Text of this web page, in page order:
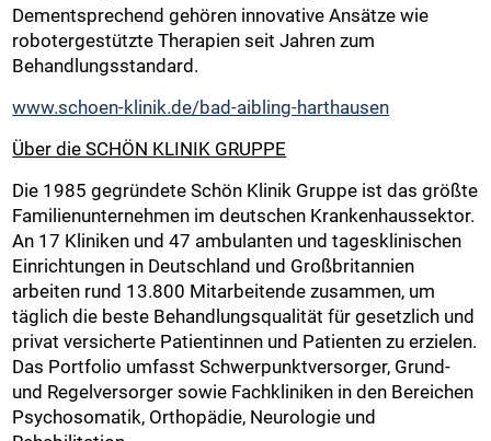
Dementsprechend gehören innovative Ansätze wie
robotergestützte Therapien seit Jahren zum
Behandlungsstandard.
www.schoen-klinik.de/bad-aibling-harthausen
Über die SCHÖN KLINIK GRUPPE
Die 1985 gegründete Schön Klinik Gruppe ist das größte
Familienunternehmen im deutschen Krankenhaussektor.
An 17 Kliniken und 47 ambulanten und tagesklinischen
Einrichtungen in Deutschland und Großbritannien
arbeiten rund 13.800 Mitarbeitende zusammen, um
täglich die beste Behandlungsqualität für gesetzlich und
privat versicherte Patientinnen und Patienten zu erzielen.
Das Portfolio umfasst Schwerpunktversorger, Grund-
und Regelversorger sowie Fachkliniken in den Bereichen
Psychosomatik, Orthopädie, Neurologie und